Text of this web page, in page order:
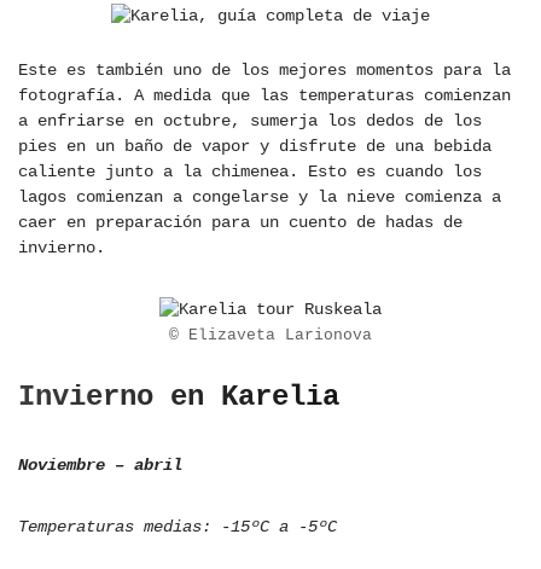
Este es también uno de los mejores momentos para la
fotografía. A medida que las temperaturas comienzan
a enfriarse en octubre, sumerja los dedos de los
pies en un baño de vapor y disfrute de una bebida
caliente junto a la chimenea. Esto es cuando los
lagos comienzan a congelarse y la nieve comienza a
caer en preparación para un cuento de hadas de
invierno.
© Elizaveta Larionova
Invierno en Karelia
Noviembre – abril
Temperaturas medias: -15ºC a -5ºC